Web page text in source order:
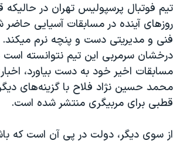
سفر پرزیدنت ترامپ به چین
تیم فوتبال پرسپولیس تهران در
روزهای آینده در مسابقات آسیایی حاضر
فنی و مدیریتی دست و پنچه نرم
درخشان سرمربی این تیم نتوانسته است
مسابقات اخیر خود به دست بیاورد،
محمد حسین نژاد فلاح با گزینه‌های
قطبی برای مربیگری منتشر شده است.
از سوی دیگر، دولت در پی آن است که